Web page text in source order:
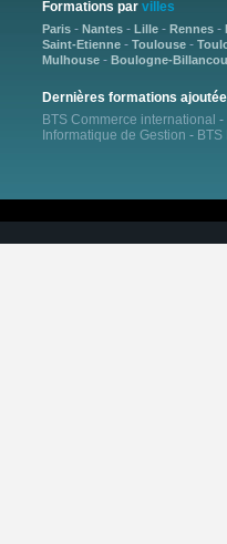
Formations par villes
Paris- Nantes- Lille- Rennes-
Saint-Etienne- Toulouse-
Mulhouse- Boulogne-
Dernières formations
BTS Commerce international -
Informatique de Gestion - BTS